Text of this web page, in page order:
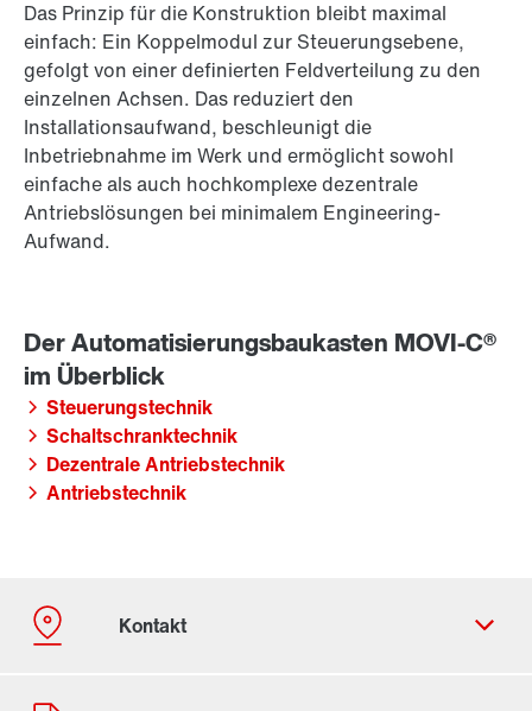
Das Prinzip für die Konstruktion bleibt maximal
einfach: Ein Koppelmodul zur Steuerungsebene,
gefolgt von einer definierten Feldverteilung zu den
einzelnen Achsen. Das reduziert den
Installationsaufwand, beschleunigt die
Inbetriebnahme im Werk und ermöglicht sowohl
einfache als auch hochkomplexe dezentrale
Antriebslösungen bei minimalem Engineering-
Aufwand.
Steuerungstechnik
Schaltschranktechnik
Dezentrale Antriebstechnik
Antriebstechnik